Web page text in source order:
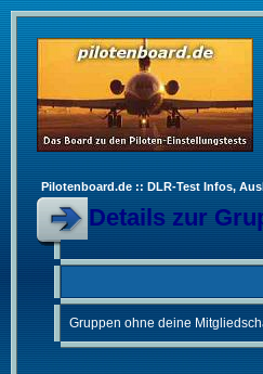
Pilotenboard.de :: DLR-Test Infos,
Details zur
Gruppen ohne deine